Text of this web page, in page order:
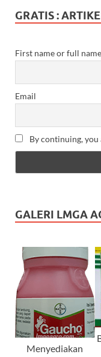
GRATIS :
First name or full name
Email
By continuing,
GALERI LMGA
Menyediakan